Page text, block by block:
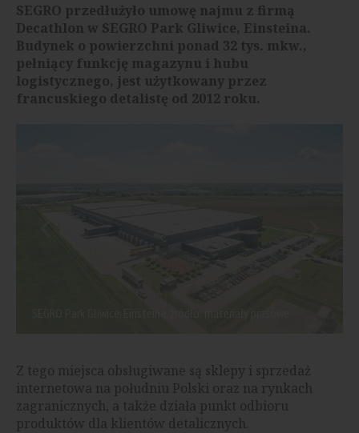
SEGRO przedłużyło umowę najmu z firmą
Decathlon w SEGRO Park Gliwice, Einsteina.
Budynek o powierzchni ponad 32 tys. mkw.,
pełniący funkcję magazynu i hubu
logistycznego, jest użytkowany przez
francuskiego detalistę od 2012 roku.
Z tego miejsca obsługiwane są sklepy i sprzedaż
internetowa na południu Polski oraz na rynkach
zagranicznych, a także działa punkt odbioru
produktów dla klientów detalicznych.